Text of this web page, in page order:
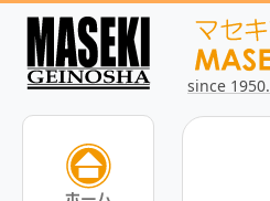
since 1950.